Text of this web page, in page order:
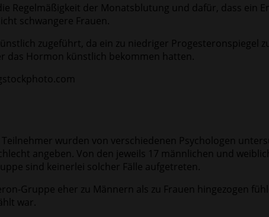
Regelmäßigkeit der Monatsblutung und dafür, dass ein
schwangere Frauen.
zugeführt, da ein zu niedriger Progesteronspiegel
das Hormon künstlich bekommen hatten.
wurden von verschiedenen Psychologen
angeben. Von den jeweils 17 männlichen und
sind keinerlei solcher Fälle aufgetreten.
Gruppe eher zu Männern als zu Frauen hingezogen
war.